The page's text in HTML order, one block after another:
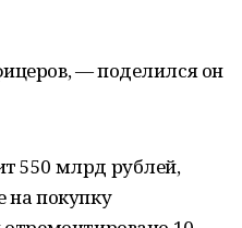
— поделился он
550 млрд рублей,
на покупку